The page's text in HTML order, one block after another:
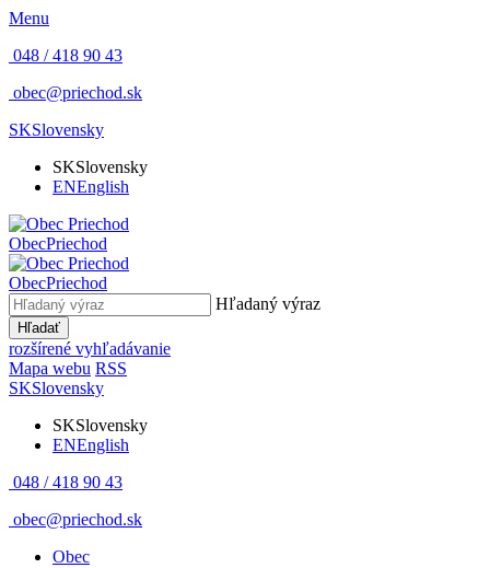
Menu
048 / 418 90 43
obec@priechod.sk
SKSlovensky
SKSlovensky
ENEnglish
ObecPriechod
ObecPriechod
Hľadaný výraz
Hľadať
rozšírené vyhľadávanie
Mapa webu RSS
SKSlovensky
SKSlovensky
ENEnglish
048 / 418 90 43
obec@priechod.sk
Obec